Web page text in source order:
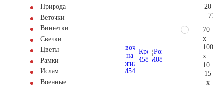
Природа
Веточки
Виньетки
Свечки
Цветы
Рамки
Ислам
Военные
20
70
x
100
x
10
15
x